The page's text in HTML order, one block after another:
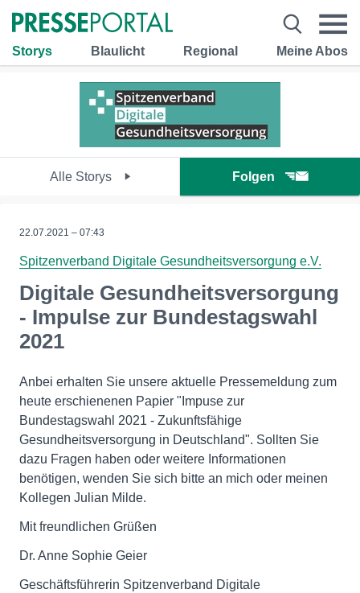
Storys Blaulicht Regional Meine Abos
Alle Storys Folgen
22.07.2021 – 07:43
Spitzenverband Digitale Gesundheitsversorgung e.V.
Digitale Gesundheitsversorgung
- Impulse zur Bundestagswahl
2021
Anbei erhalten Sie unsere aktuelle Pressemeldung zum
heute erschienenen Papier "Impuse zur
Bundestagswahl 2021 - Zukunftsfähige
Gesundheitsversorgung in Deutschland". Sollten Sie
dazu Fragen haben oder weitere Informationen
benötigen, wenden Sie sich bitte an mich oder meinen
Kollegen Julian Milde.
Mit freundlichen Grüßen
Dr. Anne Sophie Geier
Geschäftsführerin Spitzenverband Digitale